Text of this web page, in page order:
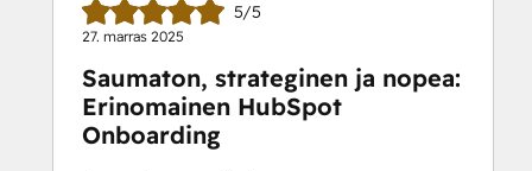
5/5
27. marras 2025
Saumaton, strateginen ja nopea:
Erinomainen HubSpot
Onboarding